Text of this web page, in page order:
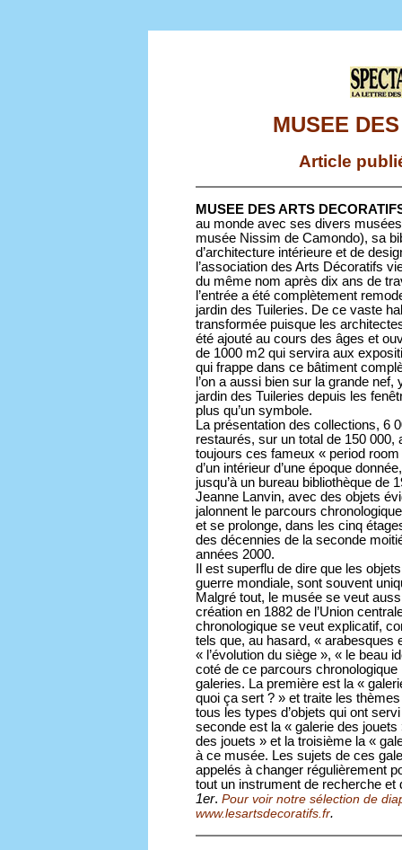
MUSEE
Article
MUSEE DES ARTS
au monde avec ses divers
musée Nissim de Camondo), sa
d’architecture intérieure et de
l’association des Arts Décoratifs
du même nom après dix ans de
l’entrée a été complètement
jardin des Tuileries. De ce vaste
transformée puisque les
été ajouté au cours des âges et
de 1000 m2 qui servira aux
qui frappe dans ce bâtiment
l’on a aussi bien sur la grande
jardin des Tuileries depuis les
plus qu’un symbole.
La présentation des collections, 6
restaurés, sur un total de 150
toujours ces fameux « period
d’un intérieur d’une époque
jusqu’à un bureau bibliothèque de
Jeanne Lanvin, avec des objets
jalonnent le parcours
et se prolonge, dans les cinq
des décennies de la seconde
années 2000.
Il est superflu de dire que les
guerre mondiale, sont souvent
Malgré tout, le musée se veut
création en 1882 de l’Union
chronologique se veut explicatif,
tels que, au hasard, « arabesques
« l’évolution du siège », « le beau
coté de ce parcours
galeries. La première est la «
quoi ça sert ? » et traite les
tous les types d’objets qui ont
seconde est la « galerie des
des jouets » et la troisième la «
à ce musée. Les sujets de ces
appelés à changer régulièrement
tout un instrument de recherche
1er. Pour voir notre sélection de
www.lesartsdecoratifs.fr.